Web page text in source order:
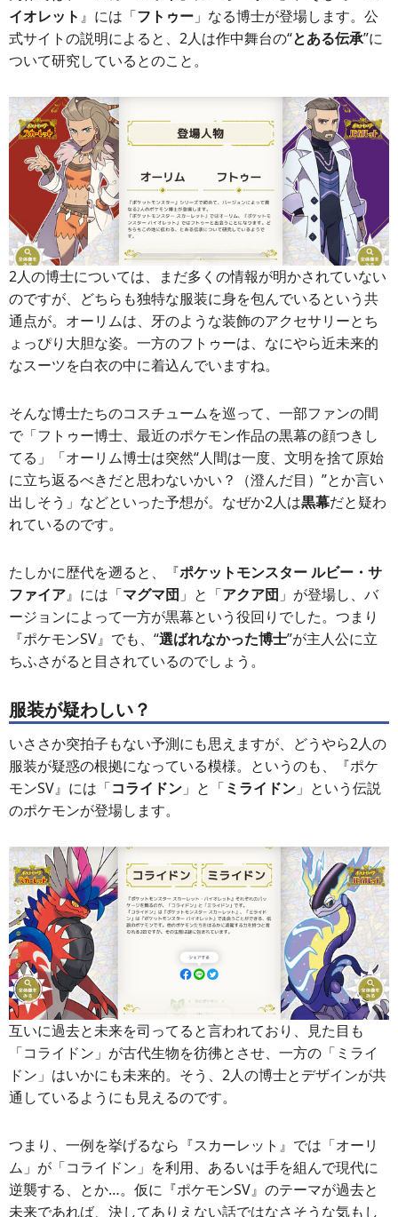
イオレット 』には「フトゥー 」なる博士が登場します。公
式サイトの説明によると、2人は作中舞台の“とある伝承”に
ついて研究しているとのこと。
2人の博士については、まだ多くの情報が明かされていない
のですが、どちらも独特な服装に身を包んでいるという共
通点が。オーリムは、牙のような装飾のアクセサリーとち
ょっぴり大胆な姿。一方のフトゥーは、なにやら近未来的
なスーツを白衣の中に着込んでいますね。
そんな博士たちのコスチュームを巡って、一部ファンの間
で「フトゥー博士、最近のポケモン作品の黒幕の顔つきし
てる」「オーリム博士は突然“人間は一度、文明を捨て原始
に立ち返るべきだと思わないかい？（澄んだ目）”とか言い
出しそう」などといった予想が。なぜか2人は黒幕だと疑わ
れているのです。
たしかに歴代を遡ると、『ポケットモンスター ルビー・サ
ファイア』には「マグマ団 」と「アクア団 」が登場し、バ
ージョンによって一方が黒幕という役回りでした。つまり
『ポケモンSV』でも、“選ばれなかった博士”が主人公に立
ちふさがると目されているのでしょう。
服装が疑わしい？
いささか突拍子もない予測にも思えますが、どうやら2人の
服装が疑惑の根拠になっている模様。というのも、『ポケ
モンSV』には「コライドン 」と「ミライドン 」という伝説
のポケモンが登場します。
互いに過去と未来を司ってると言われており、見た目も
「コライドン」が古代生物を彷彿とさせ、一方の「ミライ
ドン」はいかにも未来的。そう、2人の博士とデザインが共
通しているようにも見えるのです。
つまり、一例を挙げるなら『スカーレット』では「オーリ
ム」が「コライドン」を利用、あるいは手を組んで現代に
逆襲する、とか…。仮に『ポケモンSV』のテーマが過去と
未来であれば、決してありえない話ではなさそうな気もし